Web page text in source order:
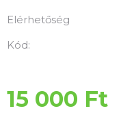
értékelése
5-
csillag.
Elérhetőség
Kód:
15 000 Ft